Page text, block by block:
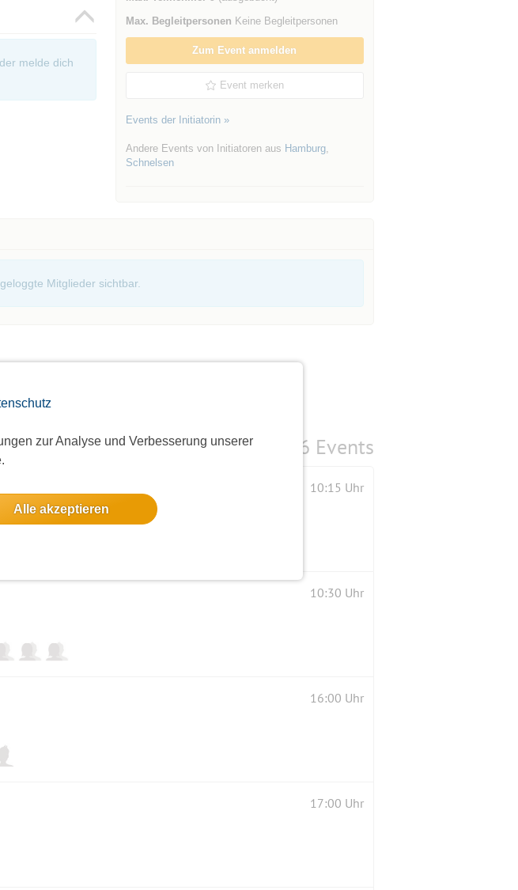
zur Analyse und Verbesserung unserer
Alle akzeptieren
melde dich
Max. Begleitpersonen Keine Begleitpersonen
Zum Event anmelden
Event merken
Events der Initiatorin »
Andere Events von Initiatoren aus Hamburg,
Schnelsen
Mitglieder sichtbar.
6 Events
10:15 Uhr
10:30 Uhr
16:00 Uhr
17:00 Uhr